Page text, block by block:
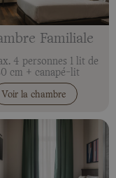
Familiale
4 personnes 1 lit de
cm + canapé-lit
Voir la chambre